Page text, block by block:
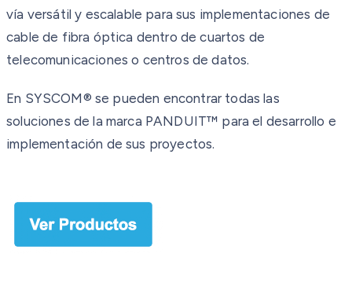
vía versátil y escalable para sus implementaciones de
cable de fibra óptica dentro de cuartos de
telecomunicaciones o centros de datos.
En SYSCOM® se pueden encontrar todas las
soluciones de la marca PANDUIT™ para el desarrollo e
implementación de sus proyectos.